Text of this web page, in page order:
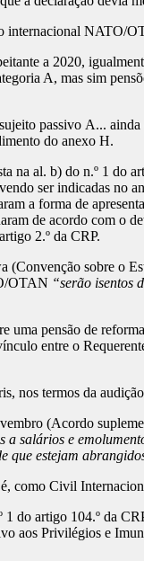
internacional NATO/
a 2020,
A, mas sim
passivo A...
do anexo H.
na al. b) do n.º 1 do
ser indicadas
a forma de
de acordo com o
2.º da CRP.
sobre o
OTAN “serão isentos
pensão de
entre o
termos da
(Acordo
salários e
que estejam
como Civil
artigo 104.º da
aos Privilégios e